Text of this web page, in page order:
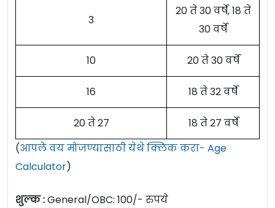
3
20 ते 30 वर्षे, 18 ते
30 वर्षे
10 20 ते 30 वर्षे
16 18 ते 32 वर्षे
20 ते 27
18 ते 27 वर्षे
(आपले वय मोजण्यासाठी येथे क्लिक करा- Age
Calculator)
शुल्क :General/OBC: 100/- रुपये